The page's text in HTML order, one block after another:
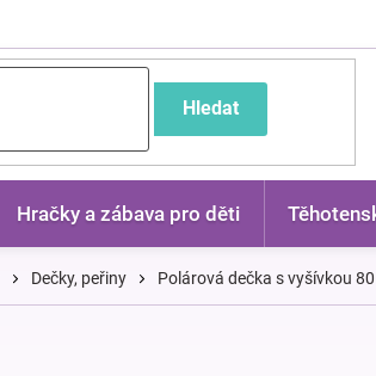
Hledat
Hračky a zábava pro děti
Dečky, peřiny Polárová dečka s vyšívkou